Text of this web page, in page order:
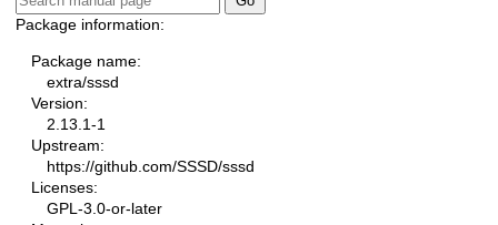
Package information:
Package name:
extra/sssd
Version:
2.13.1-1
Upstream:
https://github.com/SSSD/sssd
Licenses:
GPL-3.0-or-later